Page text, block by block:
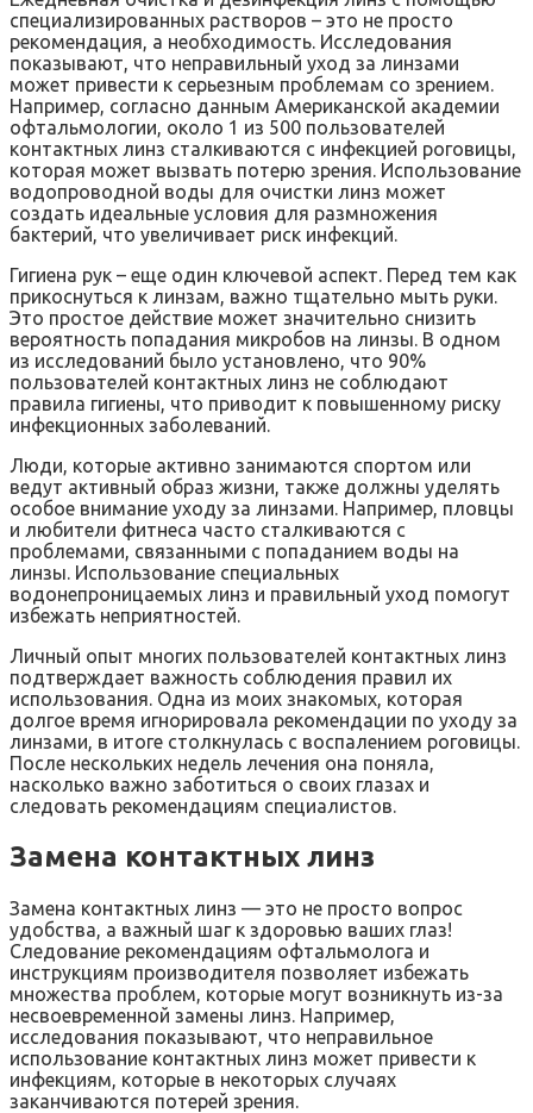
специализированных растворов – это не просто
рекомендация, а необходимость. Исследования
показывают, что неправильный уход за линзами
может привести к серьезным проблемам со зрением.
Например, согласно данным Американской академии
офтальмологии, около 1 из 500 пользователей
контактных линз сталкиваются с инфекцией роговицы,
которая может вызвать потерю зрения. Использование
водопроводной воды для очистки линз может
создать идеальные условия для размножения
бактерий, что увеличивает риск инфекций.
Гигиена рук – еще один ключевой аспект. Перед тем как
прикоснуться к линзам, важно тщательно мыть руки.
Это простое действие может значительно снизить
вероятность попадания микробов на линзы. В одном
из исследований было установлено, что 90%
пользователей контактных линз не соблюдают
правила гигиены, что приводит к повышенному риску
инфекционных заболеваний.
Люди, которые активно занимаются спортом или
ведут активный образ жизни, также должны уделять
особое внимание уходу за линзами. Например, пловцы
и любители фитнеса часто сталкиваются с
проблемами, связанными с попаданием воды на
линзы. Использование специальных
водонепроницаемых линз и правильный уход помогут
избежать неприятностей.
Личный опыт многих пользователей контактных линз
подтверждает важность соблюдения правил их
использования. Одна из моих знакомых, которая
долгое время игнорировала рекомендации по уходу за
линзами, в итоге столкнулась с воспалением роговицы.
После нескольких недель лечения она поняла,
насколько важно заботиться о своих глазах и
следовать рекомендациям специалистов.
Замена контактных линз
Замена контактных линз — это не просто вопрос
удобства, а важный шаг к здоровью ваших глаз!
Следование рекомендациям офтальмолога и
инструкциям производителя позволяет избежать
множества проблем, которые могут возникнуть из-за
несвоевременной замены линз. Например,
исследования показывают, что неправильное
использование контактных линз может привести к
инфекциям, которые в некоторых случаях
заканчиваются потерей зрения.